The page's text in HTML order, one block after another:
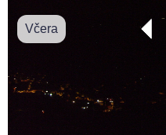
Včera